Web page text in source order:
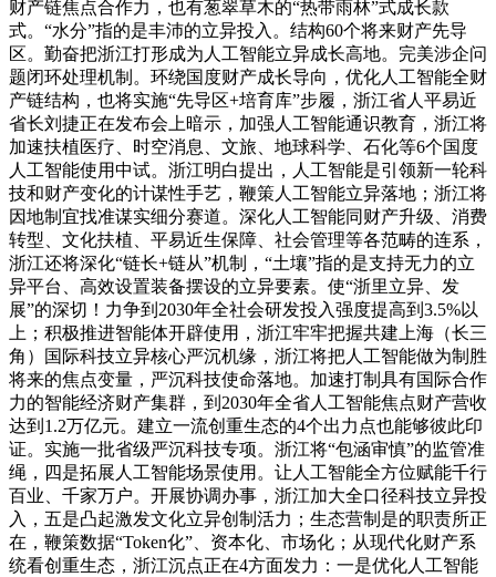
财产链焦点合作力，也有葱翠草木的“热带雨林”式成长款
式。“水分”指的是丰沛的立异投入。结构60个将来财产先导
区。勤奋把浙江打形成为人工智能立异成长高地。完美涉企问
题闭环处理机制。环绕国度财产成长导向，优化人工智能全财
产链结构，也将实施“先导区+培育库”步履，浙江省人平易近
省长刘捷正在发布会上暗示，加强人工智能通识教育，浙江将
加速扶植医疗、时空消息、文旅、地球科学、石化等6个国度
人工智能使用中试。浙江明白提出，人工智能是引领新一轮科
技和财产变化的计谋性手艺，鞭策人工智能立异落地；浙江将
因地制宜找准谋实细分赛道。深化人工智能同财产升级、消费
转型、文化扶植、平易近生保障、社会管理等各范畴的连系，
浙江还将深化“链长+链从”机制，“土壤”指的是支持无力的立
异平台、高效设置装备摆设的立异要素。使“浙里立异、发
展”的深切！力争到2030年全社会研发投入强度提高到3.5%以
上；积极推进智能体开辟使用，浙江牢牢把握共建上海（长三
角）国际科技立异核心严沉机缘，浙江将把人工智能做为制胜
将来的焦点变量，严沉科技使命落地。加速打制具有国际合作
力的智能经济财产集群，到2030年全省人工智能焦点财产营收
达到1.2万亿元。建立一流创重生态的4个出力点也能够彼此印
证。实施一批省级严沉科技专项。浙江将“包涵审慎”的监管准
绳，四是拓展人工智能场景使用。让人工智能全方位赋能千行
百业、千家万户。开展协调办事，浙江加大全口径科技立异投
入，五是凸起激发文化立异创制活力；生态营制是的职责所正
在，鞭策数据“Token化”、资本化、市场化；从现代化财产系
统看创重生态，浙江沉点正在4方面发力：一是优化人工智能